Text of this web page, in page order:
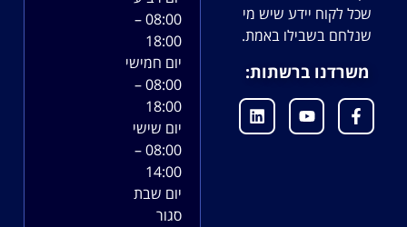
שכל לקוח יידע שיש מי
שנלחם בשבילו באמת.
משרדנו ברשתות:
08:00 –
18:00
יום חמישי
08:00 –
18:00
יום שישי
08:00 –
14:00
יום שבת
סגור